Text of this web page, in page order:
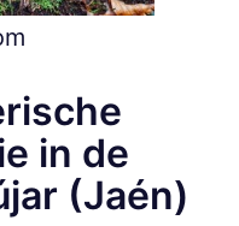
in de
(Jaén)